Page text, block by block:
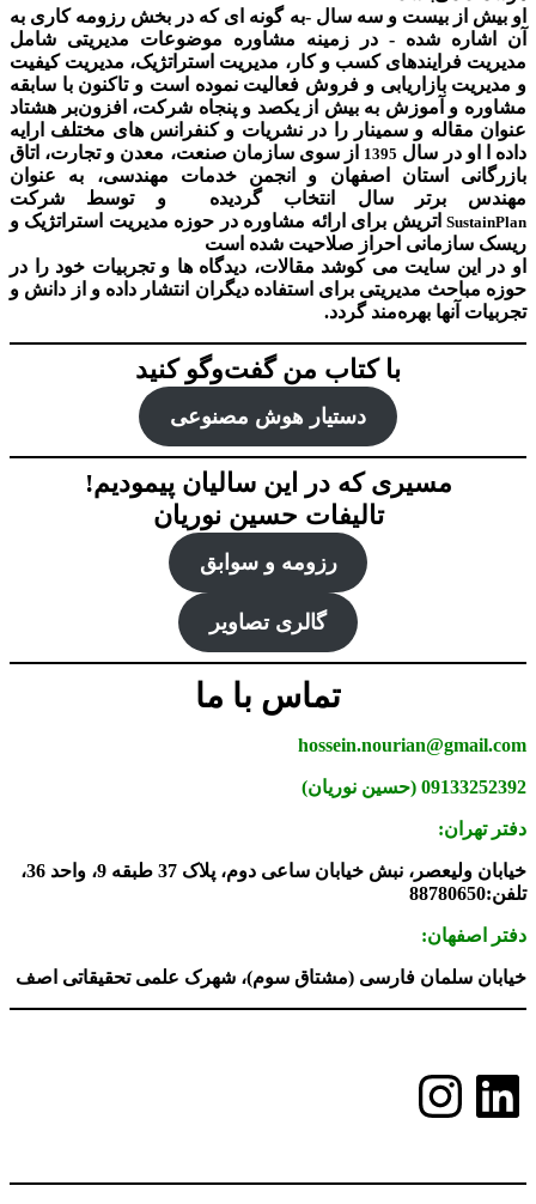
او بیش از بیست و سه سال -به گونه ای که در بخش رزومه کاری به
آن اشاره شده - در زمینه مشاوره موضوعات مدیریتی شامل
مدیریت فرایندهای کسب و کار، مدیریت استراتژیک، مدیریت کیفیت
و مدیریت بازاریابی و فروش فعالیت نموده است و تاکنون با سابقه
مشاوره و آموزش به بیش از یکصد و پنجاه شرکت، افزون‌بر هشتاد
عنوان مقاله و سمینار را در نشریات و کنفرانس های مختلف ارایه
داده ا او در سال 1395 از سوی سازمان صنعت، معدن و تجارت، اتاق
بازرگانی استان اصفهان و انجمن خدمات مهندسی، به عنوان
مهندس برتر سال انتخاب گردیده و توسط شرکت
SustainPlan اتریش برای ارائه مشاوره در حوزه مدیریت استراتژیک و
ریسک سازمانی احراز صلاحیت شده است
او در این سایت می کوشد مقالات، دیدگاه ها و تجربیات خود را در
حوزه مباحث مدیریتی برای استفاده دیگران انتشار داده و از دانش و
تجربیات آنها بهره‌مند گردد.
با کتاب من گفت‌‌وگو کنید
دستیار هوش‌ مصنوعی
مسیری که در این سالیان پیمودیم!
تالیفات حسین نوریان
رزومه و سوابق
گالری تصاویر
تماس با ما
hossein.nourian@gmail.com
09133252392 (حسین نوریان)
دفتر تهران:
خیابان ولیعصر، نبش خیابان ساعی دوم، پلاک 37 طبقه 9، واحد 36،
تلفن:88780650
دفتر اصفهان:
خیابان سلمان فارسی (مشتاق سوم)، شهرک علمی تحقیقاتی اصف
لینکداین
اینستاگرم